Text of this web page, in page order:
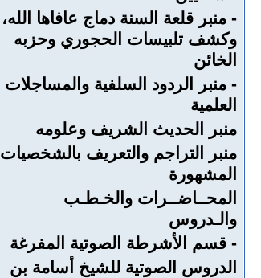
- منبر قلعة السنة دماج عافاها الله،
وكشف تلبيسات الحجوري وحزبه
الخائن
- منبر الردود السلفية والمساجلات
العلمية
منبر الحديث الشريف وعلومه
منبر التراجم والتعريف بالشخصيات
المشهورة
المحــاضــرات والخـطـب
والـدروس
- قسم الأشرطة الصوتية المفرغة
الدروس الصوتية للشيخ أسامة بن